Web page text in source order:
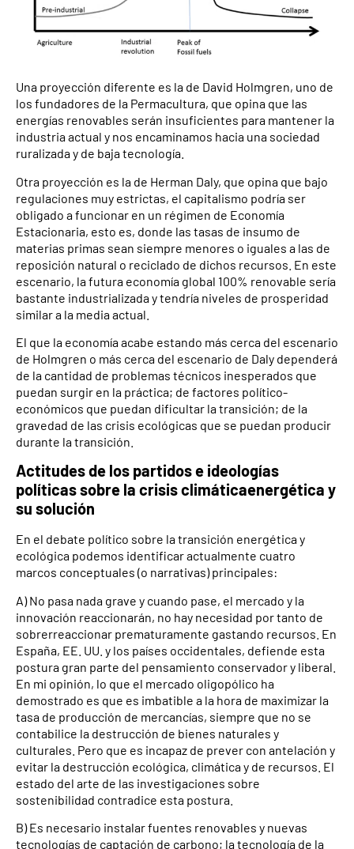
Una proyección diferente es la de David Holmgren, uno de
los fundadores de la Permacultura, que opina que las
energías renovables serán insuficientes para mantener la
industria actual y nos encaminamos hacia una sociedad
ruralizada y de baja tecnología.
Otra proyección es la de Herman Daly, que opina que bajo
regulaciones muy estrictas, el capitalismo podría ser
obligado a funcionar en un régimen de Economía
Estacionaria, esto es, donde las tasas de insumo de
materias primas sean siempre menores o iguales a las de
reposición natural o reciclado de dichos recursos. En este
escenario, la futura economía global 100% renovable sería
bastante industrializada y tendría niveles de prosperidad
similar a la media actual.
El que la economía acabe estando más cerca del escenario
de Holmgren o más cerca del escenario de Daly dependerá
de la cantidad de problemas técnicos inesperados que
puedan surgir en la práctica; de factores político-
económicos que puedan dificultar la transición; de la
gravedad de las crisis ecológicas que se puedan producir
durante la transición.
Actitudes de los partidos e ideologías
políticas sobre la crisis climáticaenergética y
su solución
En el debate político sobre la transición energética y
ecológica podemos identificar actualmente cuatro
marcos conceptuales (o narrativas) principales:
A) No pasa nada grave y cuando pase, el mercado y la
innovación reaccionarán, no hay necesidad por tanto de
sobrerreaccionar prematuramente gastando recursos. En
España, EE. UU. y los países occidentales, defiende esta
postura gran parte del pensamiento conservador y liberal.
En mi opinión, lo que el mercado oligopólico ha
demostrado es que es imbatible a la hora de maximizar la
tasa de producción de mercancías, siempre que no se
contabilice la destrucción de bienes naturales y
culturales. Pero que es incapaz de prever con antelación y
evitar la destrucción ecológica, climática y de recursos. El
estado del arte de las investigaciones sobre
sostenibilidad contradice esta postura.
B) Es necesario instalar fuentes renovables y nuevas
tecnologías de captación de carbono; la tecnología de la